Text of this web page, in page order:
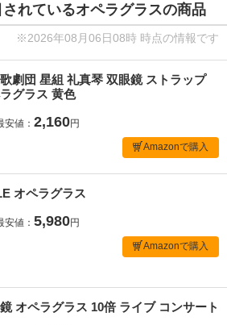
れているオペラグラスの商品
※2026年08月06日08時 時点の情報です
劇団 星組 礼真琴 双眼鏡 ストラップ
グラス 黄色
安値： 2,160円
Amazonで購入
オペラグラス
安値： 5,980円
Amazonで購入
オペラグラス 10倍 ライブ コンサート